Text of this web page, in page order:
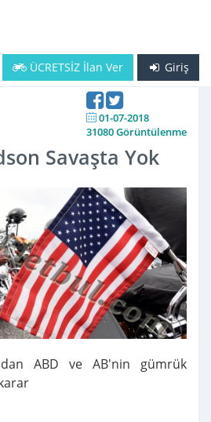
Giriş
ÜCRETSİZ İlan Ver
01-07-2018
31080 Görüntülenme
Savaşta Yok
ABD ve AB'nin gümrük